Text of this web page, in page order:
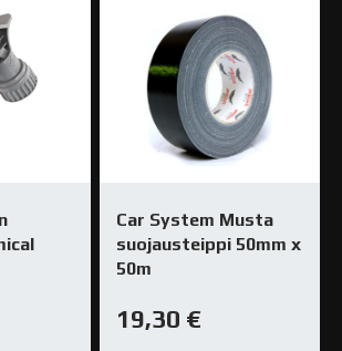
Car System Musta
suojausteippi 50mm x
50m
19,30 €